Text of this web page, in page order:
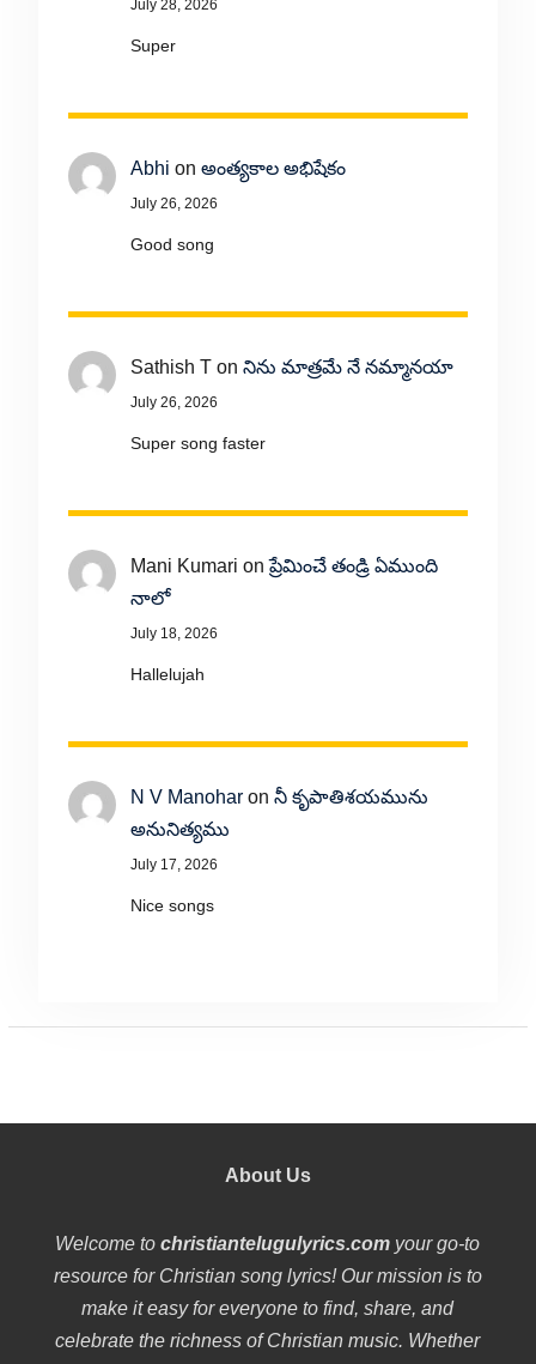
July 28, 2026
Super
Abhi on అంత్యకాల అభిషేకం
July 26, 2026
Good song
Sathish Ton నిను మాత్రమే నే నమ్మానయా
July 26, 2026
Super song faster
Mani Kumari onప్రేమించే తండ్రి ఏముంది
నాలో
July 18, 2026
Hallelujah
N V Manoharon నీ కృపాతిశయమును
అనునిత్యము
July 17, 2026
Nice songs
About Us
Welcome tochristiantelugulyrics.com your go-to
resource for Christian song lyrics! Our mission is to
make it easy for everyone to find, share, and
celebrate the richness of Christian music. Whether